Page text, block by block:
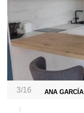
3/16 ANA GARCÍA